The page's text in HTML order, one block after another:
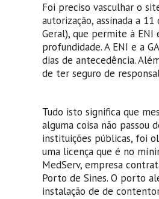
Foi preciso vasculhar o
autorização, assinada a
Geral), que permite à
profundidade. A ENI e a
dias de antecedência.
de ter seguro de
Tudo isto significa que
alguma coisa não passou
instituições públicas, foi
uma licença que é no
MedServ, empresa
Porto de Sines. O porto
instalação de de